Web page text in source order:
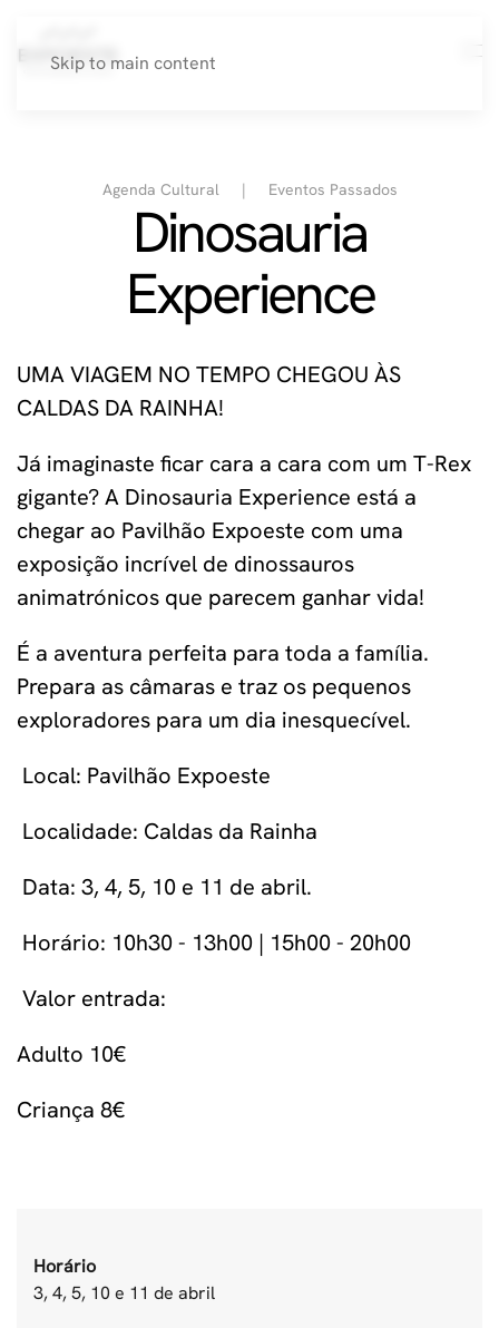
Skip to main content
Agenda Cultural Eventos Passados
Dinosauria
Experience
UMA VIAGEM NO TEMPO CHEGOU ÀS
CALDAS DA RAINHA!
Já imaginaste ficar cara a cara com um T-Rex
gigante? A Dinosauria Experience está a
chegar ao Pavilhão Expoeste com uma
exposição incrível de dinossauros
animatrónicos que parecem ganhar vida!
É a aventura perfeita para toda a família.
Prepara as câmaras e traz os pequenos
exploradores para um dia inesquecível.
Local: Pavilhão Expoeste
Localidade: Caldas da Rainha
Data: 3, 4, 5, 10 e 11 de abril.
Horário: 10h30 - 13h00 | 15h00 - 20h00
Valor entrada:
Adulto 10€
Criança 8€
Horário
3, 4, 5, 10 e 11 de abril